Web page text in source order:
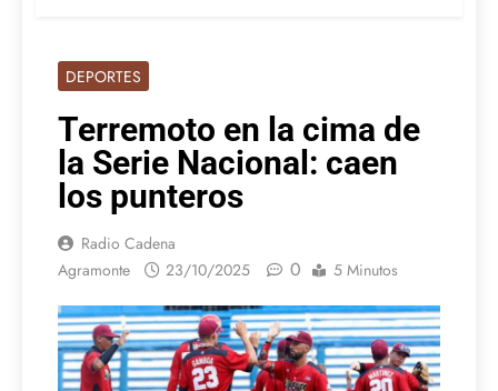
DEPORTES
Terremoto en la cima de
la Serie Nacional: caen
los punteros
Radio Cadena
Agramonte
23/10/2025 0 5 Minutos